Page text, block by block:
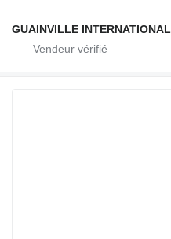
GUAINVILLE INTERNATIONAL